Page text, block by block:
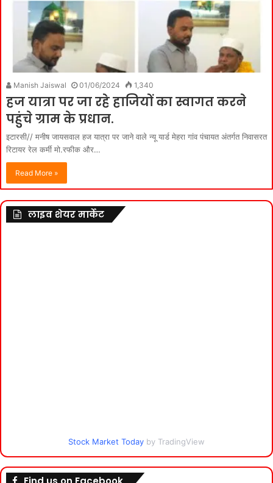
Manish Jaiswal 01/06/2024 1,340
हज यात्रा पर जा रहे हाजियों का स्वागत करने
पहुंचे ग्राम के प्रधान.
इटारसी// मनीष जायसवाल हज यात्रा पर जाने वाले न्यू यार्ड मेहरा गांव पंचायत अंतर्गत निवासरत
रिटायर रेल कर्मी मो.रफीक और…
Read More »
लाइव शेयर मार्केट
Stock Market Today by TradingView